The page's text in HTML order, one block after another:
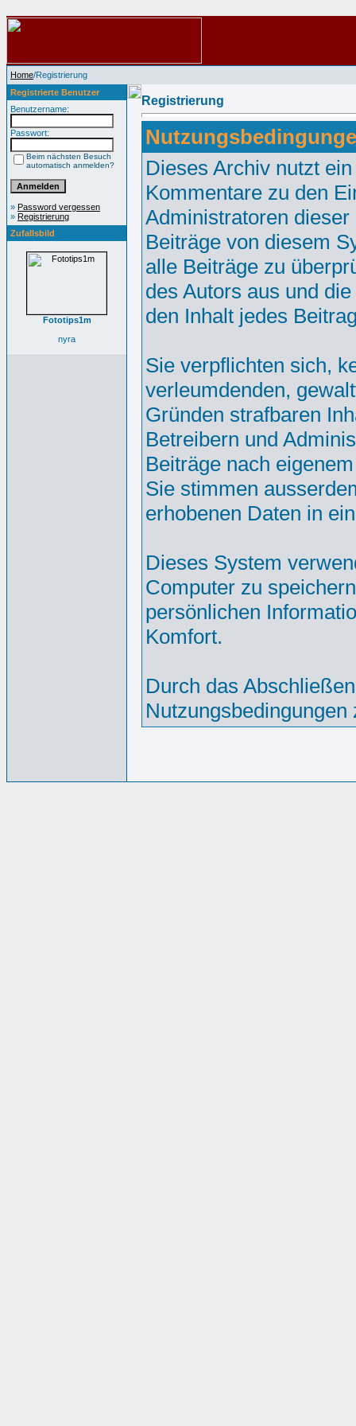
Home/Registrierung
Registrierte Benutzer
Benutzername:
Passwort:
Beim nächsten Besuch
automatisch anmelden?
» Password vergessen
» Registrierung
Zufallsbild
Fototips1m
nyra
Registrierung
Dieses Archiv nutzt
Kommentare zu den
Administratoren
Beiträge von diesem
alle Beiträge zu
des Autors aus und
den Inhalt jedes
Sie verpflichten sich,
verleumdenden,
Gründen strafbaren
Betreibern und
Beiträge nach
Sie stimmen
erhobenen Daten in
Dieses System
Computer zu
persönlichen
Komfort.
Durch das
Nutzungsbedingungen